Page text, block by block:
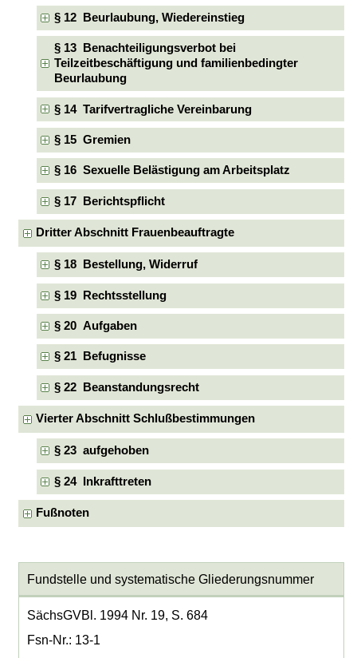
§ 12 Beurlaubung, Wiedereinstieg
§ 13 Benachteiligungsverbot bei
Teilzeitbeschäftigung und familienbedingter
Beurlaubung
§ 14 Tarifvertragliche Vereinbarung
§ 15 Gremien
§ 16 Sexuelle Belästigung am Arbeitsplatz
§ 17 Berichtspflicht
Dritter Abschnitt Frauenbeauftragte
§ 18 Bestellung, Widerruf
§ 19 Rechtsstellung
§ 20 Aufgaben
§ 21 Befugnisse
§ 22 Beanstandungsrecht
Vierter Abschnitt Schlußbestimmungen
§ 23 aufgehoben
§ 24 Inkrafttreten
Fußnoten
Fundstelle und systematische Gliederungsnummer
SächsGVBl. 1994 Nr. 19, S. 684
Fsn-Nr.: 13-1